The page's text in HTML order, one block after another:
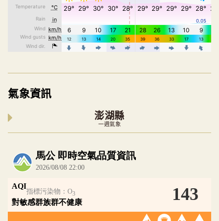
氣象資訊
澎湖縣
一週氣象
內嵌空氣品質小工具為視覺預覽，完整即時空